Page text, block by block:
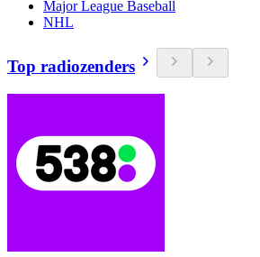
Major League Baseball
NHL
Top radiozenders